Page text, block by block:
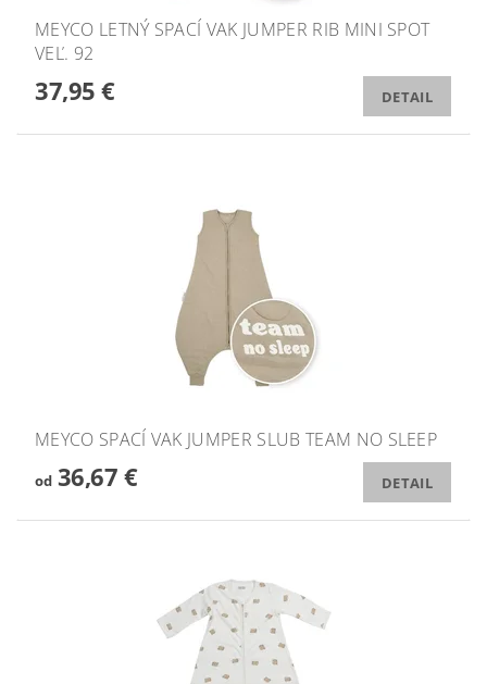
MEYCO LETNÝ SPACÍ VAK JUMPER RIB MINI SPOT
VEĽ. 92
37,95 € DETAIL
MEYCO SPACÍ VAK JUMPER SLUB TEAM NO SLEEP
od36,67 € DETAIL